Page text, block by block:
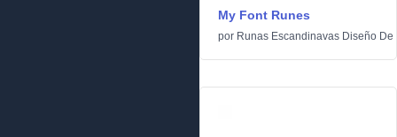
My Font Runes
por Runas Escandinavas Diseño